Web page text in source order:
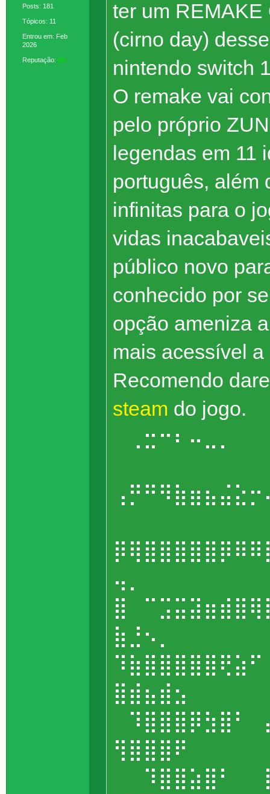
Posts: 181
Tópicos: 11
Entrou em: Feb
2026
Reputação: 24
ter um
(cirno day)
nintendo switch
O remake vai
pelo próprio
legendas em 11
português, além
infinitas para o
vidas
público novo
conhecido por
opção ameniza
mais acessível
Recomendo
steam do jogo.
⢤⡀⠀⠀⠀⠀⠀⠀⠀
⣷⣘⠢⡀⠀⠀⠀⠀⠀
⣿⣾⣦⣾⣢⠀⠀⠀⠀
⢻⣿⣿⣿⠟⠀⠀⠀⠀